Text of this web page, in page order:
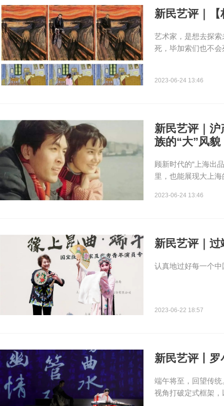
新民艺评｜
艺术家，是想去探
死，毕加索们也不会
2023-06-24 13:46
新民艺评｜
族的“大”风貌
顾新时代的“上海出
里，也能展现大上
2023-06-24 13:46
新民艺评｜
认真地过好每一个
2023-06-22 18:57
新民艺评丨
端午将至，回望传
视角打破定式框架